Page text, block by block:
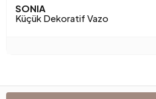
SONIA
Küçük Dekoratif Vazo